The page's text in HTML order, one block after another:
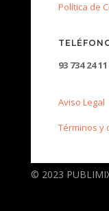
Política de
93 734 24 11
Aviso Legal
Términos y
© 2023